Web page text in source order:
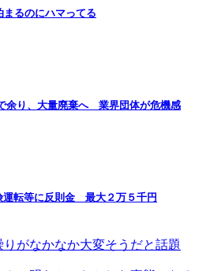
るのにハマってる
余り、大量廃棄へ 業界団体が危機感
運転等に反則金 最大２万５千円
がなかなか大変そうだと話題